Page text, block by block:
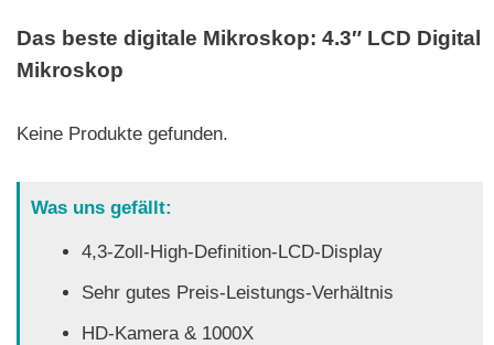
Das beste digitale Mikroskop: 4.3″ LCD Digital
Mikroskop
Keine Produkte gefunden.
Was uns gefällt:
4,3-Zoll-High-Definition-LCD-Display
Sehr gutes Preis-Leistungs-Verhältnis
HD-Kamera & 1000X